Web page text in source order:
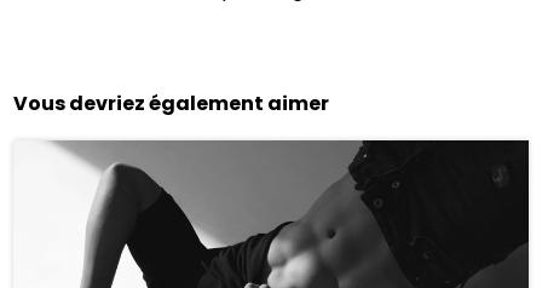
Vous devriez également aimer